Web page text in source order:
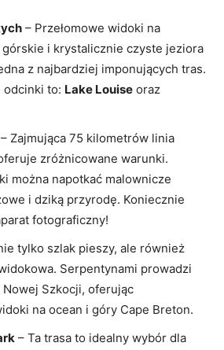
– Przełomowe​ widoki na
i ‌krystalicznie czyste jeziora
⁤z najbardziej ‌imponujących ‍tras.
odcinki⁣ to: Lake Louise oraz
⁣– ‍Zajmująca 75 kilometrów ‌linia
zróżnicowane warunki.
można ⁤napotkać malownicze
i dziką⁤ przyrodę. Koniecznie
‍fotograficzny!
tylko⁣ szlak ⁤pieszy, ale również
Serpentynami prowadzi
Nowej Szkocji, ​oferując
na ocean ‍i góry Cape Breton.
–​ Ta trasa to idealny wybór dla